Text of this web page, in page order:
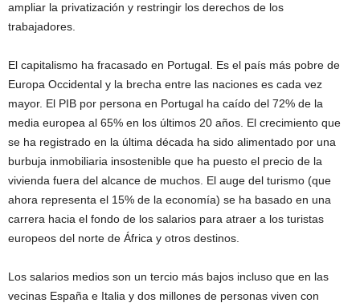
ampliar la privatización y restringir los derechos de los
trabajadores.
El capitalismo ha fracasado en Portugal. Es el país más pobre de
Europa Occidental y la brecha entre las naciones es cada vez
mayor. El PIB por persona en Portugal ha caído del 72% de la
media europea al 65% en los últimos 20 años. El crecimiento que
se ha registrado en la última década ha sido alimentado por una
burbuja inmobiliaria insostenible que ha puesto el precio de la
vivienda fuera del alcance de muchos. El auge del turismo (que
ahora representa el 15% de la economía) se ha basado en una
carrera hacia el fondo de los salarios para atraer a los turistas
europeos del norte de África y otros destinos.
Los salarios medios son un tercio más bajos incluso que en las
vecinas España e Italia y dos millones de personas viven con